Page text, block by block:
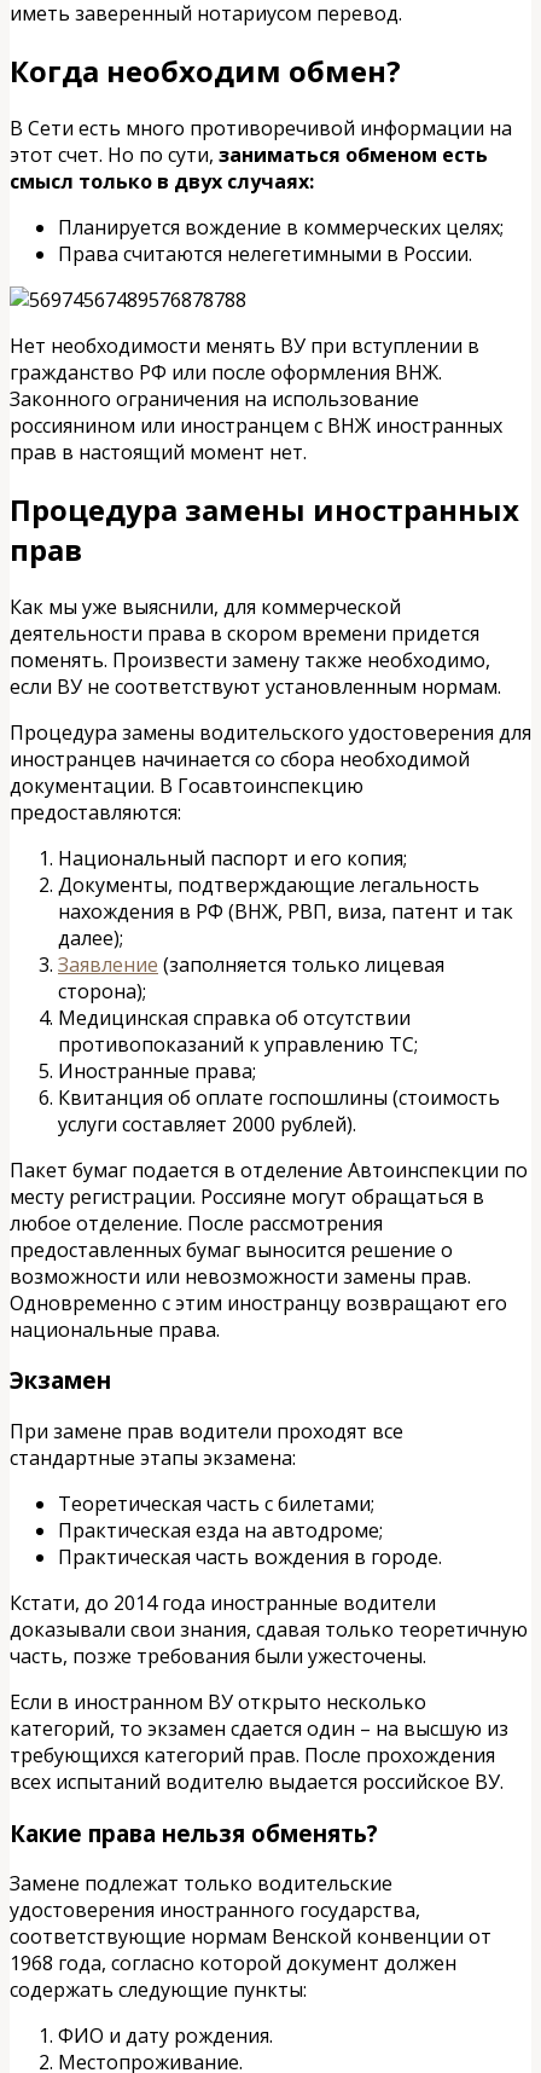
иметь заверенный нотариусом перевод.
Когда необходим обмен?
В Сети есть много противоречивой информации на
этот счет. Но по сути, заниматься обменом есть
смысл только в двух случаях:
Планируется вождение в коммерческих целях;
Права считаются нелегетимными в России.
Нет необходимости менять ВУ при вступлении в
гражданство РФ или после оформления ВНЖ.
Законного ограничения на использование
россиянином или иностранцем с ВНЖ иностранных
прав в настоящий момент нет.
Процедура замены иностранных
прав
Как мы уже выяснили, для коммерческой
деятельности права в скором времени придется
поменять. Произвести замену также необходимо,
если ВУ не соответствуют установленным нормам.
Процедура замены водительского удостоверения для
иностранцев начинается со сбора необходимой
документации. В Госавтоинспекцию
предоставляются:
Национальный паспорт и его копия;
Документы, подтверждающие легальность
нахождения в РФ (ВНЖ, РВП, виза, патент и так
далее);
Заявление (заполняется только лицевая
сторона);
Медицинская справка об отсутствии
противопоказаний к управлению ТС;
Иностранные права;
Квитанция об оплате госпошлины (стоимость
услуги составляет 2000 рублей).
Пакет бумаг подается в отделение Автоинспекции по
месту регистрации. Россияне могут обращаться в
любое отделение. После рассмотрения
предоставленных бумаг выносится решение о
возможности или невозможности замены прав.
Одновременно с этим иностранцу возвращают его
национальные права.
Экзамен
При замене прав водители проходят все
стандартные этапы экзамена:
Теоретическая часть с билетами;
Практическая езда на автодроме;
Практическая часть вождения в городе.
Кстати, до 2014 года иностранные водители
доказывали свои знания, сдавая только теоретичную
часть, позже требования были ужесточены.
Если в иностранном ВУ открыто несколько
категорий, то экзамен сдается один – на высшую из
требующихся категорий прав. После прохождения
всех испытаний водителю выдается российское ВУ.
Какие права нельзя обменять?
Замене подлежат только водительские
удостоверения иностранного государства,
соответствующие нормам Венской конвенции от
1968 года, согласно которой документ должен
содержать следующие пункты:
ФИО и дату рождения.
Местопроживание.